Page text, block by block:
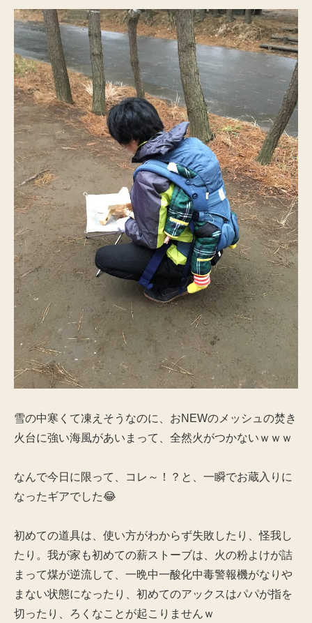
雪の中寒くて凍えそうなのに、おNEWのメッシュの焚き
火台に強い海風があいまって、全然火がつかないｗｗｗ
なんで今日に限って、コレ～！？と、一瞬でお蔵入りに
なったギアでした😂
初めての道具は、使い方がわからず失敗したり、怪我し
たり。我が家も初めての薪ストーブは、火の粉よけが詰
まって煤が逆流して、一晩中一酸化中毒警報機がなりや
まない状態になったり、初めてのアックスはパパが指を
切ったり、ろくなことが起こりませんｗ